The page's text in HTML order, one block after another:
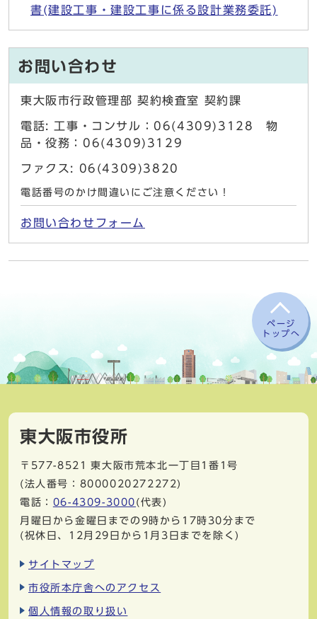
書(建設工事・建設工事に係る設計業務委託)
お問い合わせ
東大阪市行政管理部 契約検査室 契約課
電話: 工事・コンサル：06(4309)3128 物
品・役務：06(4309)3129
ファクス: 06(4309)3820
電話番号のかけ間違いにご注意ください！
お問い合わせフォーム
ページ
トップへ
東大阪市役所
〒577-8521
東大阪市荒本北一丁目1番1号
(法人番号：8000020272272)
電話： 06-4309-3000 (代表)
月曜日から金曜日までの9時から17時30分まで
(祝休日、12月29日から1月3日までを除く)
サイトマップ
市役所本庁舎へのアクセス
個人情報の取り扱い